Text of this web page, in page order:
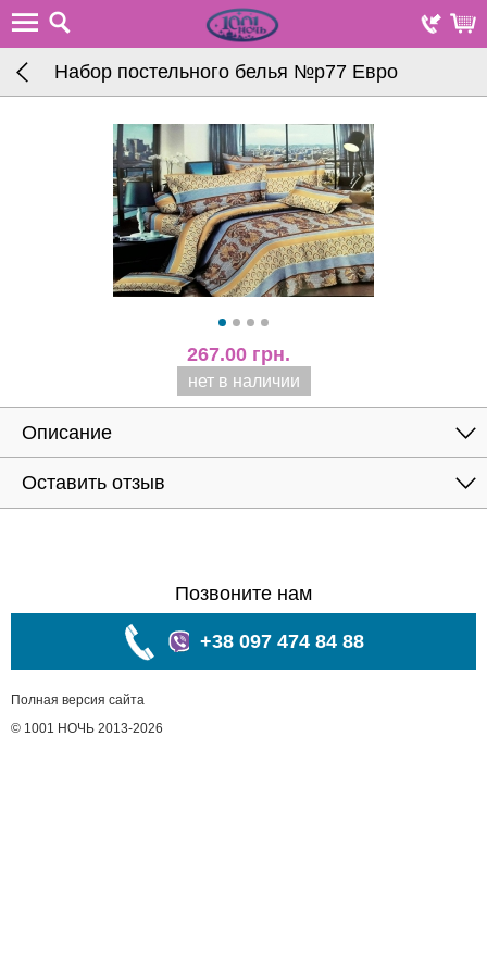
Набор постельного белья №p77 Евро
267.00 грн.
нет в наличии
Описание
Оставить отзыв
Позвоните нам
+38 097 474 84 88
Полная версия сайта
© 1001 НОЧЬ 2013-2026